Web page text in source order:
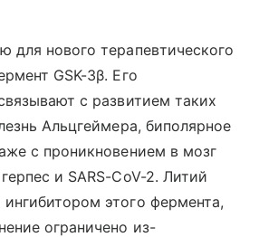
для нового терапевтического
GSK-3β. Его
с развитием таких
Альцгеймера, биполярное
с проникновением в мозг
и SARS-CoV-2. Литий
этого фермента,
ограничено из-